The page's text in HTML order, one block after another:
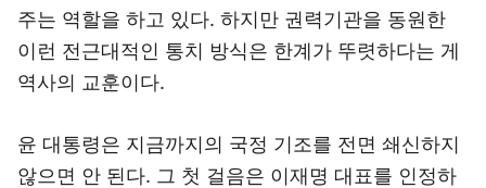
주는 역할을 하고 있다. 하지만 권력기관을 동원한
이런 전근대적인 통치 방식은 한계가 뚜렷하다는 게
역사의 교훈이다.
윤 대통령은 지금까지의 국정 기조를 전면 쇄신하지
않으면 안 된다. 그 첫 걸음은 이재명 대표를 인정하